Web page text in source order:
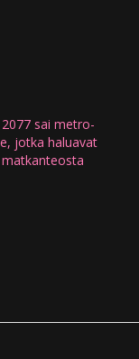
sai metro-
jotka haluavat